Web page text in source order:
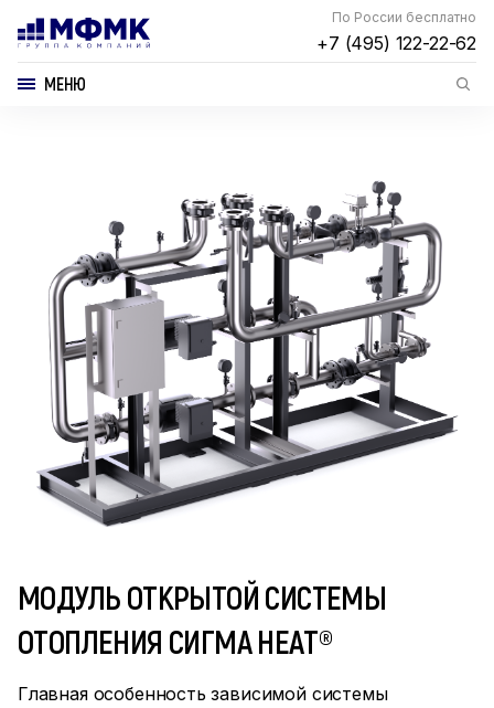
По России бесплатно
+7 (495) 122-22-62
МЕНЮ
МОДУЛЬ ОТКРЫТОЙ СИСТЕМЫ
ОТОПЛЕНИЯ СИГМА HEAT®
Главная особенность зависимой системы